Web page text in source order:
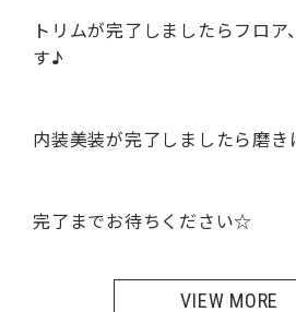
トリムが完了しましたらフロア
す♪
内装美装が完了しましたら磨き
完了までお待ちください☆
VIEW MORE